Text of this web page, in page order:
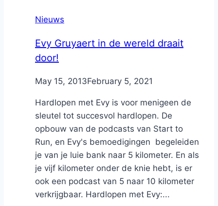
Nieuws
Evy Gruyaert in de wereld draait
door!
ByNicole
May 15, 2013February 5, 2021
Hardlopen met Evy is voor menigeen de
sleutel tot succesvol hardlopen. De
opbouw van de podcasts van Start to
Run, en Evy's bemoedigingen begeleiden
je van je luie bank naar 5 kilometer. En als
je vijf kilometer onder de knie hebt, is er
ook een podcast van 5 naar 10 kilometer
verkrijgbaar. Hardlopen met Evy:...